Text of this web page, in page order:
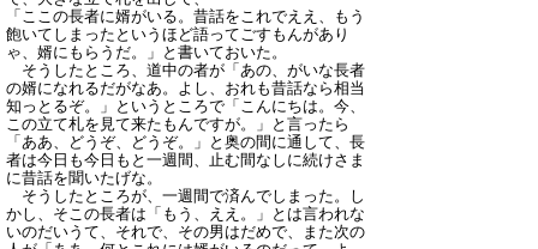
「ここの長者に婿がいる。昔話をこれでええ、もう
飽いてしまったというほど語ってごすもんがあり
ゃ、婿にもらうだ。」と書いておいた。
そうしたところ、道中の者が「あの、がいな長者
の婿になれるだがなあ。よし、おれも昔話なら相当
知っとるぞ。」というところで「こんにちは。今、
この立て札を見て来たもんですが。」と言ったら
「ああ、どうぞ、どうぞ。」と奥の間に通して、長
者は今日も今日もと一週間、止む間なしに続けさま
に昔話を聞いたげな。
そうしたところが、一週間で済んでしまった。し
かし、そこの長者は「もう、ええ。」とは言われな
いのだいうて、それで、その男はだめで、また次の